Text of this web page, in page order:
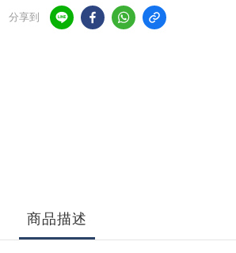
分享到
商品描述